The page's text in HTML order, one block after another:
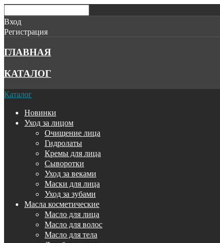
Вход
Регистрация
ГЛАВНАЯ
КАТАЛОГ
Каталог
Новинки
Уход за лицом
Очищение лица
Гидролаты
Кремы для лица
Сыворотки
Уход за веками
Маски для лица
Уход за зубами
Масла косметические
Масло для лица
Масло для волос
Масло для тела